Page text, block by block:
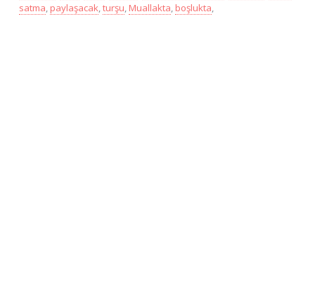
satma,paylaşacak,turşu,Muallakta,boşlukta,